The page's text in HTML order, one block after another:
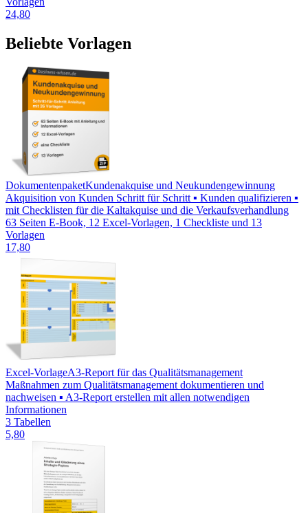
24,80
Beliebte Vorlagen
DokumentenpaketKundenakquise und Neukundengewinnung
Akquisition von Kunden Schritt für Schritt ▪ Kunden qualifizieren ▪
mit Checklisten für die Kaltakquise und die Verkaufsverhandlung
63 Seiten E-Book, 12 Excel-Vorlagen, 1 Checkliste und 13
Vorlagen
17,80
Excel-VorlageA3-Report für das Qualitätsmanagement
Maßnahmen zum Qualitätsmanagement dokumentieren und
nachweisen ▪ A3-Report erstellen mit allen notwendigen
Informationen
3 Tabellen
5,80